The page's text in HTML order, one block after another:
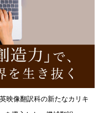
映像翻訳科の新たなカリキ